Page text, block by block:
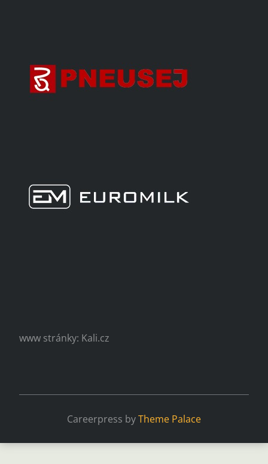
www stránky: Kali.cz
Careerpress byTheme Palace